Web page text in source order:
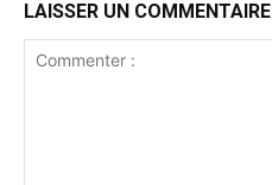
LAISSER UN COMMENTAIRE